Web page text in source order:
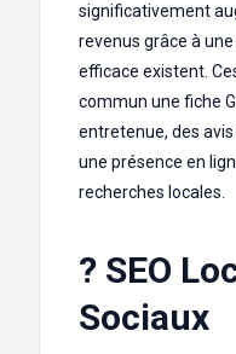
significativement
revenus grâce à une
efficace existent.
commun une fiche
entretenue, des
une présence en
recherches locales.
? SEO
Sociaux